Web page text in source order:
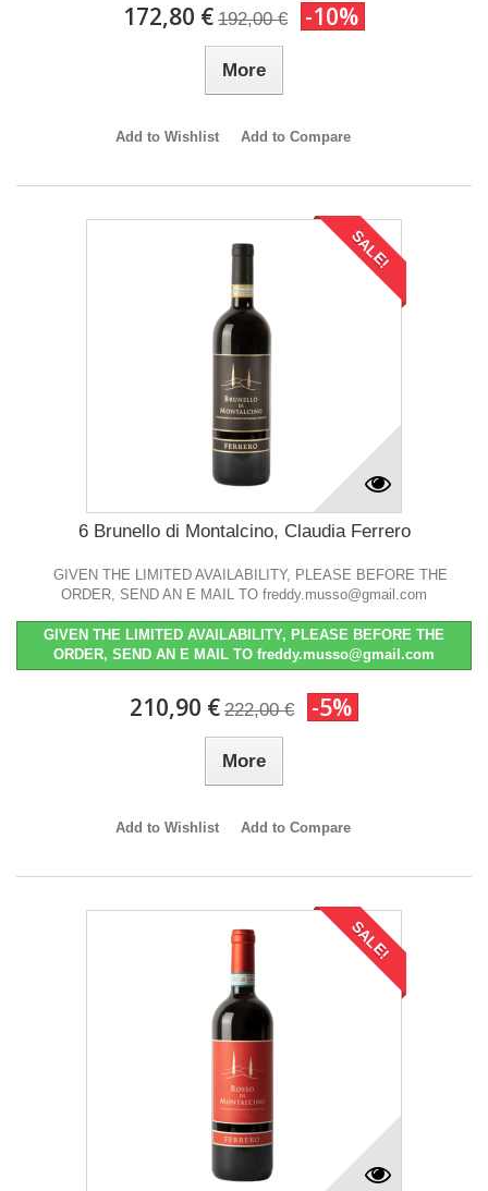
172,80 € 192,00 € -10%
More
Add to Wishlist Add to Compare
SALE!
6 Brunello di Montalcino, Claudia Ferrero
GIVEN THE LIMITED AVAILABILITY, PLEASE BEFORE THE
ORDER, SEND AN E MAIL TO freddy.musso@gmail.com
GIVEN THE LIMITED AVAILABILITY, PLEASE BEFORE THE
ORDER, SEND AN E MAIL TO freddy.musso@gmail.com
210,90 € 222,00 € -5%
More
Add to Wishlist Add to Compare
SALE!